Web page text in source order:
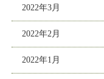
2022年3月
2022年2月
2022年1月